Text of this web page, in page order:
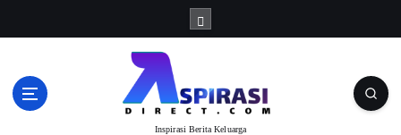
Inspirasi Berita Keluarga